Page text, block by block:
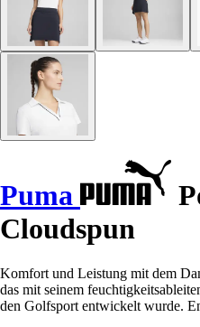
Puma
Cloudspun
Komfort und Leistung mit dem
das mit seinem
den Golfsport entwickelt wurde.